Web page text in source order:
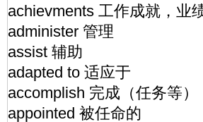
achievments 工作成就，业
administer 管理
assist 辅助
adapted to 适应于
accomplish 完成（任务等）
appointed 被任命的